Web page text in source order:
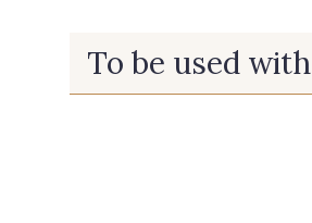
To be used